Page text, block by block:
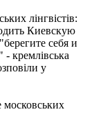
лінгвістів:
Киевскую
себя и
кремлівська
у
московських